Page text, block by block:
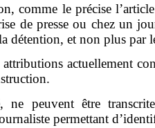
comme le précise
de presse ou chez un
détention, et non plus par
actuellement
peuvent être
permettant